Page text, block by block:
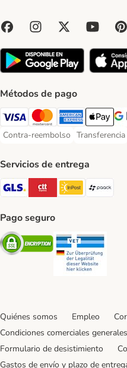
Métodos de pago
Visa Payment Method
Mastercard Payment
AmericanApple Pay
Contra-reembolso
Contra-reembolso PaymentTransferencia
Servicios de entrega
GLS Shipping Method
CTTExpressInPost
Pago seguro
Security
Quiénes somos Empleo
Condiciones comerciales generales
Formulario de desistimiento
Gastos de envío y plazo de